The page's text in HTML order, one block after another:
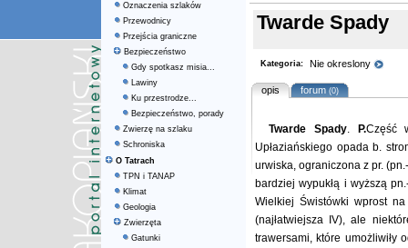
Oznaczenia szlaków
Przewodnicy
Przejścia graniczne
Bezpieczeństwo
Gdy spotkasz misia...
Lawiny
Ku przestrodze...
Bezpieczeństwo, porady
Zwierzę na szlaku
Schroniska
O Tatrach
TPN i TANAP
Klimat
Geologia
Zwierzęta
Gatunki
Twarde Spady
Kategoria: Nie okreslony
opis forum(0)
Twarde Spady. P.Część
Upłaziańskiego opada b.
urwiska, ograniczona z pr.
bardziej wypukłą i wyższą
Wielkiej Świstówki wprost
(najłatwiejsza IV), ale
trawersami, które umożliwiły